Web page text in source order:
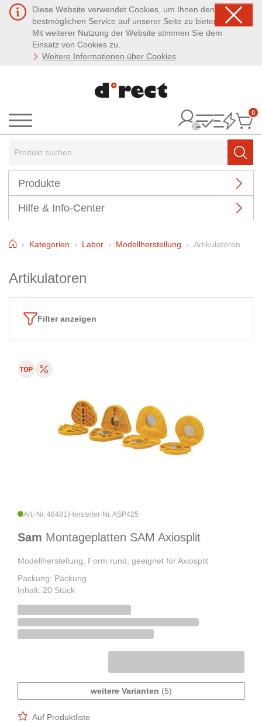
Diese Website verwendet Cookies, um Ihnen den
bestmöglichen Service auf unserer Seite zu bieten.
Mit weiterer Nutzung der Website stimmen Sie dem
Einsatz von Cookies zu.
Weitere Informationen über Cookies
Menü
0
Produkte
Hilfe & Info-Center
HomeKategorien Labor Modellherstellung Artikulatoren
Artikulatoren
Filter anzeigen
Art.-Nr. 48481 Hersteller-Nr. ASP425
Sam Montageplatten SAM Axiosplit
Modellherstellung, Form rund, geeignet für Axiosplit
Packung: Packung
Inhalt: 20 Stück
weitere Varianten (5)
Auf Produktliste